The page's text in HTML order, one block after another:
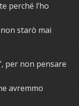
perché l’ho
starò mai
per non pensare
avremmo